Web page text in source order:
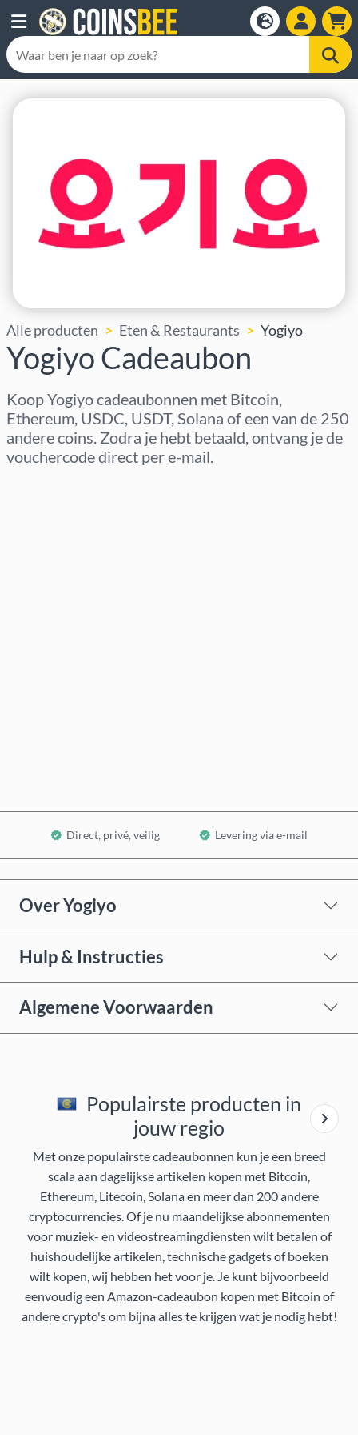
Alle producten Eten & Restaurants Yogiyo
Yogiyo Cadeaubon
Koop Yogiyo cadeaubonnen met Bitcoin,
Ethereum, USDC, USDT, Solana of een van de 250
andere coins. Zodra je hebt betaald, ontvang je de
vouchercode direct per e-mail.
Direct, privé, veilig Levering via e-mail
Over Yogiyo
Hulp & Instructies
Algemene Voorwaarden
Populairste producten in
jouw regio
Met onze populairste cadeaubonnen kun je een breed
scala aan dagelijkse artikelen kopen met Bitcoin,
Ethereum, Litecoin, Solana en meer dan 200 andere
cryptocurrencies. Of je nu maandelijkse abonnementen
voor muziek- en videostreamingdiensten wilt betalen of
huishoudelijke artikelen, technische gadgets of boeken
wilt kopen, wij hebben het voor je. Je kunt bijvoorbeeld
eenvoudig een Amazon-cadeaubon kopen met Bitcoin of
andere crypto's om bijna alles te krijgen wat je nodig hebt!